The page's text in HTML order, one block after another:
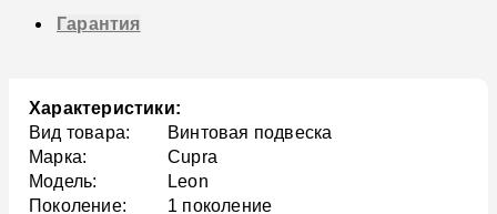
Гарантия
Характеристики:
Вид товара:
Винтовая подвеска
Марка:
Cupra
Модель:
Leon
Поколение:
1 поколение